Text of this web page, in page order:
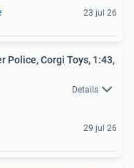
23 jul 26
Police, Corgi Toys, 1:43,
Details
29 jul 26